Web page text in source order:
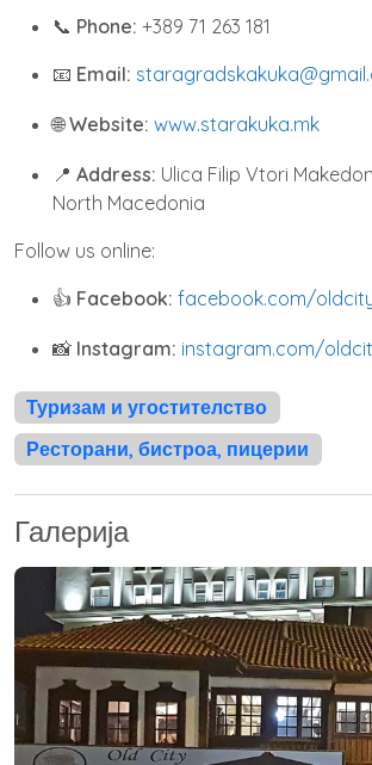
📞 Phone: +389 71 263 181
📧 Email:
🌐Website: www.starakuka.mk
📍 Address: Ulica Filip Vtori
North Macedonia
Follow us online:
👍 Facebook: facebook.com/
📸 Instagram: instagram.com/
Туризам и угостителство
Ресторани, бистроа, пицерии
Галерија